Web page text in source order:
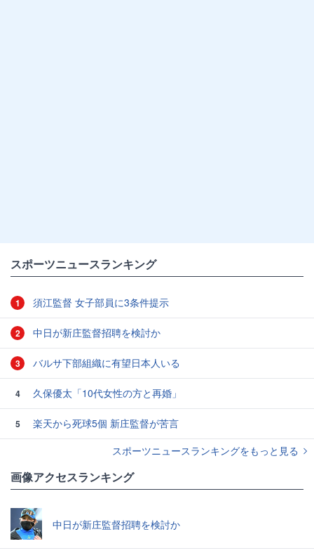
スポーツニュースランキング
1 須江監督 女子部員に3条件提示
2 中日が新庄監督招聘を検討か
3 バルサ下部組織に有望日本人いる
4 久保優太「10代女性の方と再婚」
5
楽天から死球5個 新庄監督が苦言
スポーツニュースランキングをもっと見る
画像アクセスランキング
中日が新庄監督招聘を検討か